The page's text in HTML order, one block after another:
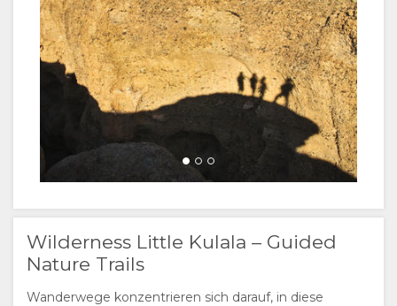
Wilderness Little Kulala – Guided
Nature Trails
Wanderwege konzentrieren sich darauf, in diese